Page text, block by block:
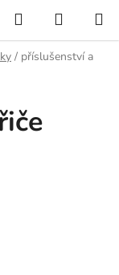
Hledat
KOŠÍK
/ příslušenství a